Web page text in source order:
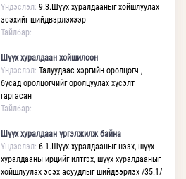
Үндэслэл: 9.3.Шүүх хуралдааныг хойшлуулах
эсэхийг шийдвэрлэхээр
Тайлбар:
Шүүх хуралдаан хойшилсон
Үндэслэл: Талуудаас хэргийн оролцогч ,
бусад оролцогчийг оролцуулах хүсэлт
гаргасан
Тайлбар:
Шүүх хуралдаан үргэлжилж байна
Үндэслэл: 6.1.Шүүх хуралдааныг нээх, шүүх
хуралдааны ирцийг илтгэх, шүүх хуралдааныг
хойшлуулах эсэх асуудлыг шийдвэрлэх /35.1/